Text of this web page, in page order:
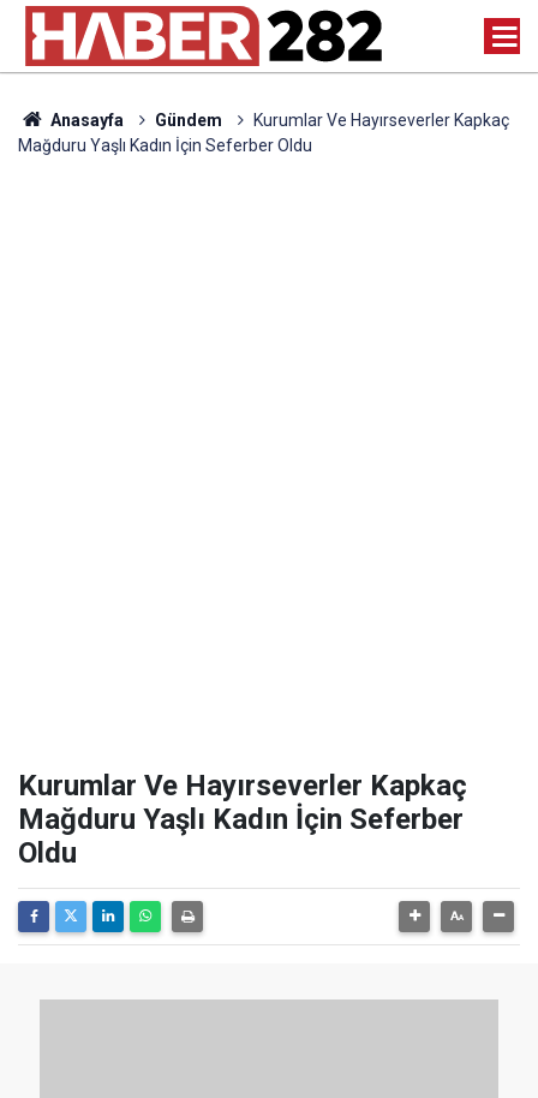
Anasayfa Gündem
Kurumlar Ve Hayırseverler Kapkaç
Mağduru Yaşlı Kadın İçin Seferber Oldu
Kurumlar Ve Hayırseverler Kapkaç
Mağduru Yaşlı Kadın İçin Seferber
Oldu